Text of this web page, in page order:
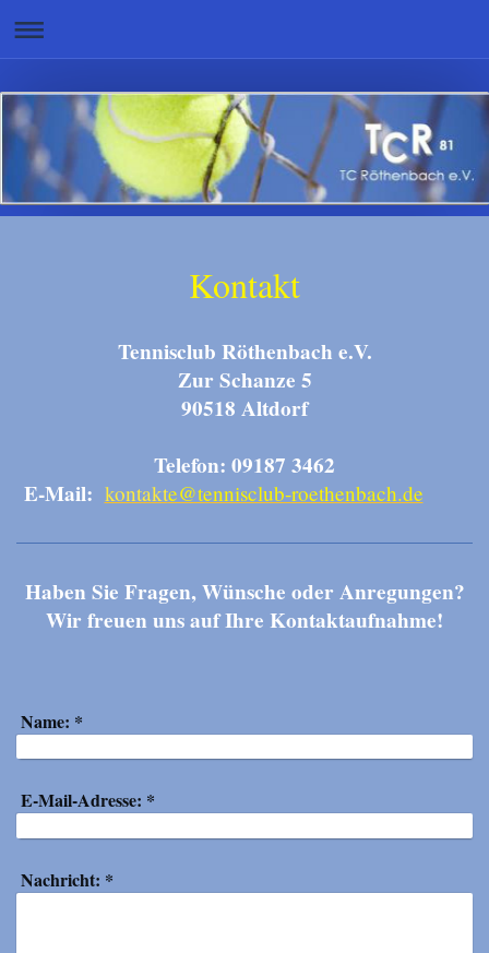
Kontakt
Tennisclub Röthenbach e.V.
Zur Schanze 5
90518 Altdorf
Telefon: 09187 3462
E-Mail: kontakte@tennisclub-roethenbach.de
Haben Sie Fragen, Wünsche oder Anregungen?
Wir freuen uns auf Ihre Kontaktaufnahme!
Name: *
E-Mail-Adresse: *
Nachricht: *